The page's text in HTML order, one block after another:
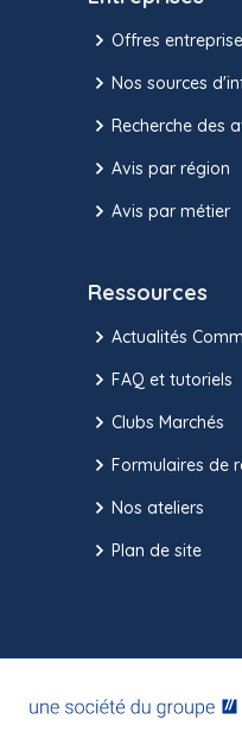
Offres
Nos sources
Recherche des
Avis par région
Avis par métier
Ressources
Actualités
FAQ et tutoriels
Clubs Marchés
Formulaires de
Nos ateliers
Plan de site